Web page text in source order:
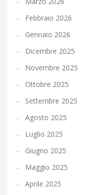
Febbraio 2026
Gennaio 2026
Dicembre 2025
Novembre 2025
Ottobre 2025
Settembre 2025
Agosto 2025
Luglio 2025
Giugno 2025
Maggio 2025
Aprile 2025